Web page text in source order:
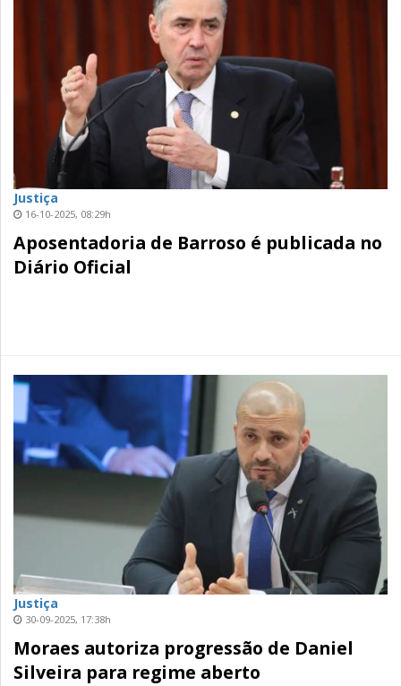
Justiça
16-10-2025, 08:29h
Aposentadoria de Barroso é publicada no
Diário Oficial
Justiça
30-09-2025, 17:38h
Moraes autoriza progressão de Daniel
Silveira para regime aberto